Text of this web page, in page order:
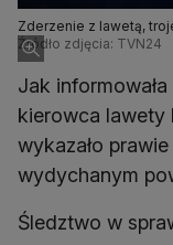
Zderzenie z lawetą,
Źródło zdjęcia: TVN24
Jak
kierowca lawety
wykazało
wydychanym
Śledztwo w